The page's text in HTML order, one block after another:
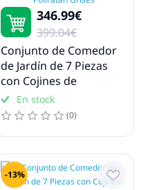
346.99€
399.04€
Conjunto de Comedor
de Jardín de 7 Piezas
con Cojines de
Poliratán Grises
En stock
(0)
-13%